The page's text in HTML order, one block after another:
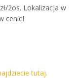
2os. Lokalizacja w
cenie!
tutaj.